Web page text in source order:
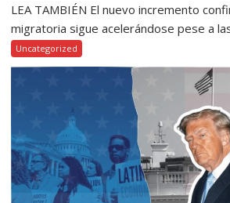
LEA TAMBIÉN El nuevo incremento
migratoria sigue acelerándose pese a
Uncategorized